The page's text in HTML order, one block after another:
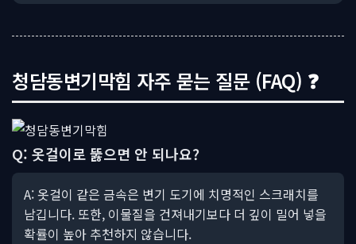
청담동변기막힘 자주 묻는 질문 (FAQ) ❓
Q: 옷걸이로 뚫으면 안 되나요?
A: 옷걸이 같은 금속은 변기 도기에 치명적인 스크래치를
남깁니다. 또한, 이물질을 건져내기보다 더 깊이 밀어 넣을
확률이 높아 추천하지 않습니다.